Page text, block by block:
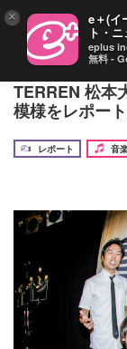
『FM802 弾
TERREN 松本
模様をレポー
レポート
音
× e＋(イ
ト・
eplus
無料 -